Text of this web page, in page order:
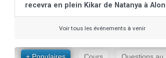
recevra en plein Kikar de Natanya à
Voir tous les événements à venir